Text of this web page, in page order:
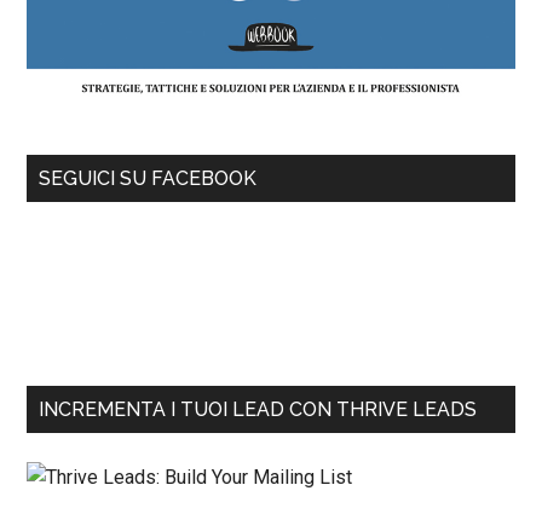
SEGUICI SU FACEBOOK
INCREMENTA I TUOI LEAD CON THRIVE LEADS